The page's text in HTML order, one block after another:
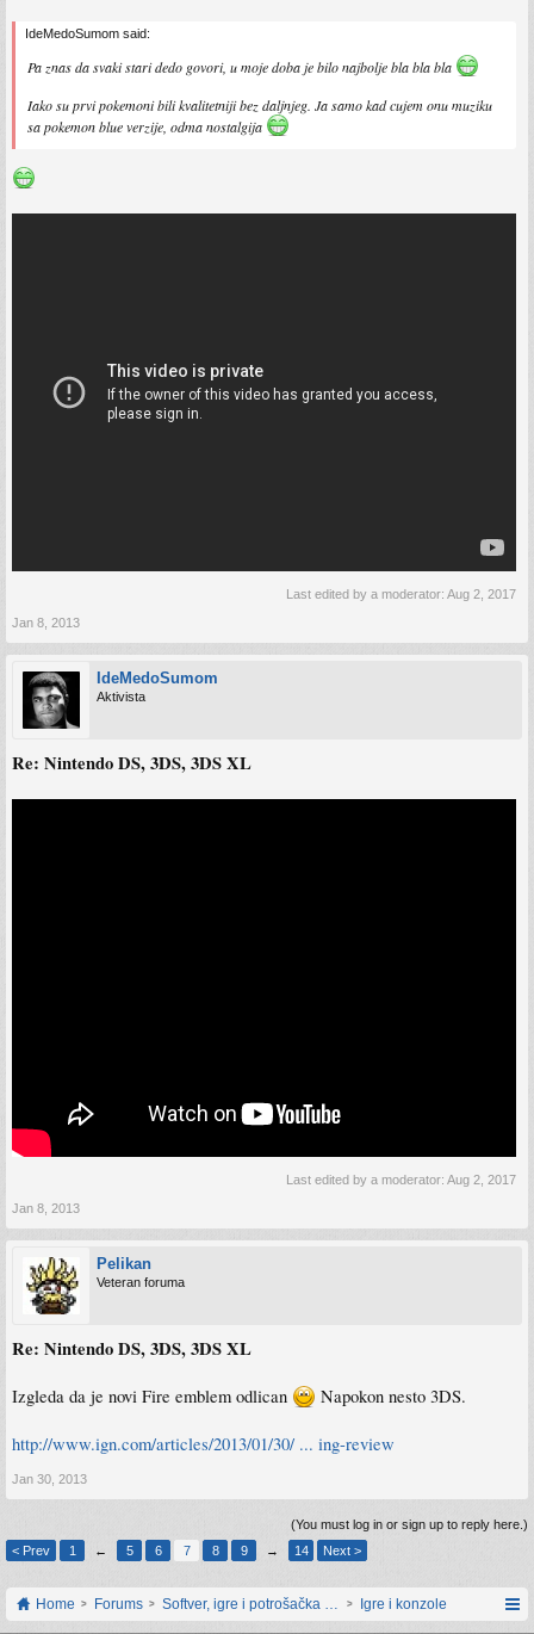
IdeMedoSumom said:
Pa znas da svaki stari dedo govori, u moje doba je bilo najbolje bla bla bla
Iako su prvi pokemoni bili kvalitetniji bez daljnjeg. Ja samo kad cujem onu muziku
sa pokemon blue verzije, odma nostalgija
Last edited by a moderator: Aug 2, 2017
Jan 8, 2013
IdeMedoSumom
Aktivista
Re: Nintendo DS, 3DS, 3DS XL
Last edited by a moderator: Aug 2, 2017
Jan 8, 2013
Pelikan
Veteran foruma
Re: Nintendo DS, 3DS, 3DS XL
Izgleda da je novi Fire emblem odlican Napokon nesto 3DS.
http://www.ign.com/articles/2013/01/30/ ... ing-review
Jan 30, 2013
(You must log in or sign up to reply here.)
< Prev
1 ← 5 6 7 8 9 → 14 Next >
Home Forums Softver, igre i potrošačka elektronikaIgre i konzole